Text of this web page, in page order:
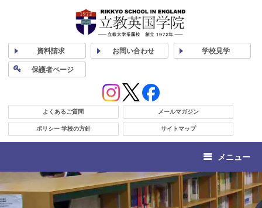
資料請求 お問い合わせ 学校見学
保護者ページ
よくあるご質問 メールマガジン
ポリシー 学校の方針 サイトマップ
メニュー